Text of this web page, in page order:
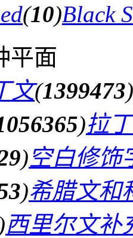
(10)Black
平面
文(1399473)
)拉
)空白修饰
)希腊文和
)西里尔文补